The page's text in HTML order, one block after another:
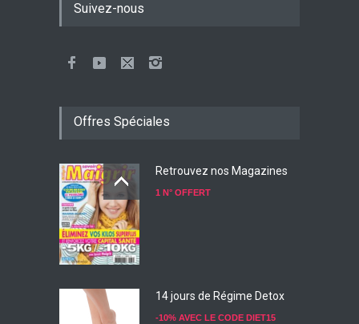
Suivez-nous
Offres Spéciales
Retrouvez nos Magazines
1 N° OFFERT
14 jours de Régime Detox
-10% AVEC LE CODE DIET15